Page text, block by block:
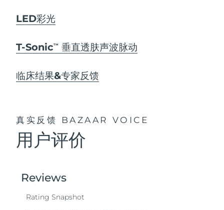
LED彩光
T-SonicTM 垂直透肤声波脉动
临床结果&专家反馈
真实反馈 BAZAAR VOICE
用户评价